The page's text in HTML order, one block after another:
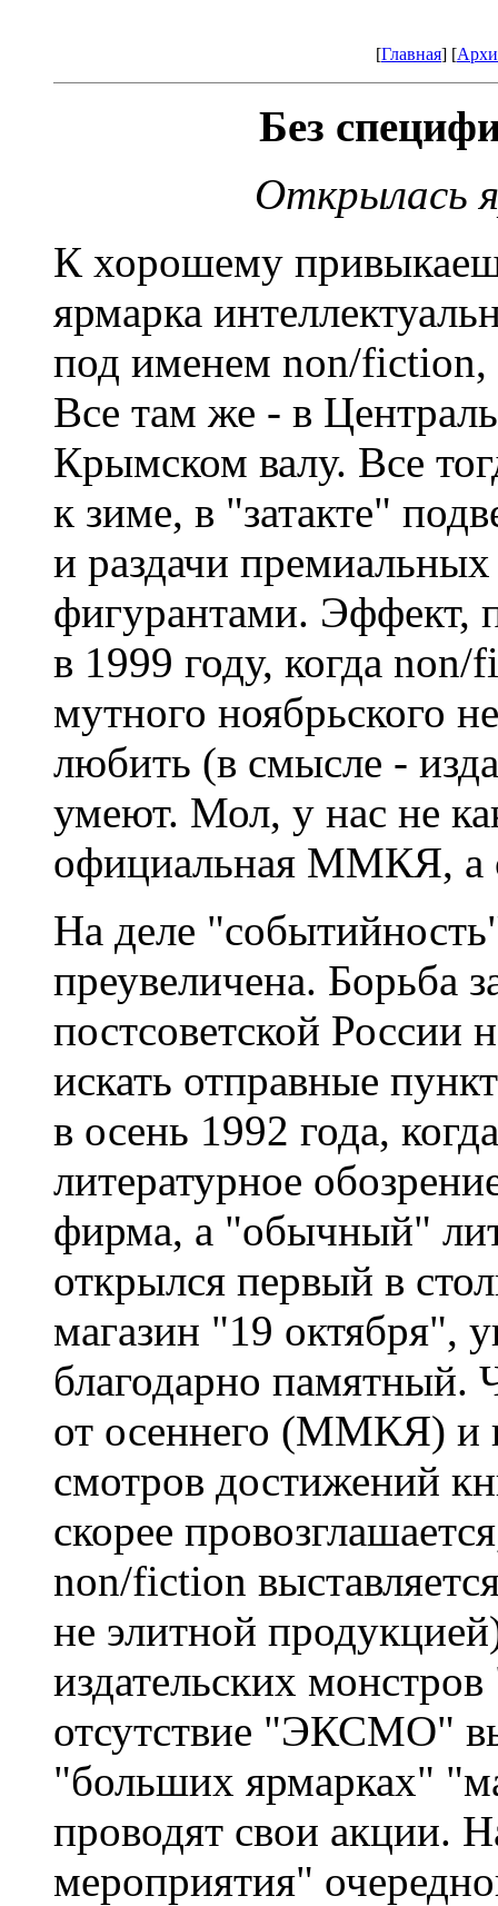
[Главная] [
Без
Открылась
К хорошему
ярмарка
под именем non/fiction,
Все там же - в
Крымском валу. Все
к зиме, в "затакте"
и раздачи
фигурантами. Эффект,
в 1999 году, когда
мутного ноябрьского
любить (в смысле -
умеют. Мол, у нас не
официальная ММКЯ, а
На деле
преувеличена. Борьба
постсоветской России
искать отправные
в осень 1992 года,
литературное
фирма, а "обычный"
открылся первый в
магазин "19 октября",
благодарно памятный.
от осеннего (ММКЯ) и
смотров достижений
скорее
non/fiction
не элитной
издательских
отсутствие "ЭКСМО"
"больших ярмарках"
проводят свои акции.
мероприятия"